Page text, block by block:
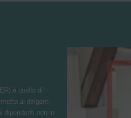
è quello di
ai dirigenti
dipendenti non in